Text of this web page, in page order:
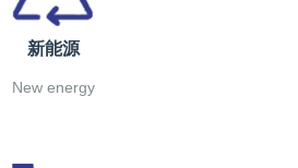
新能源
New energy